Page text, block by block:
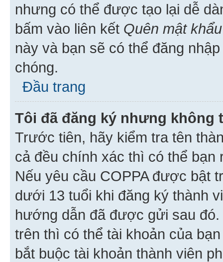
nhưng có thể được tạo lại dễ
bấm vào liên kết Quên mật khẩu
này và bạn sẽ có thể đăng
chóng.
Đầu trang
Tôi đã đăng ký nhưng không
Trước tiên, hãy kiểm tra tên
cả đều chính xác thì có thể
Nếu yêu cầu COPPA được bật
dưới 13 tuổi khi đăng ký thành
hướng dẫn đã được gửi sau
trên thì có thể tài khoản của
bắt buộc tài khoản thành viên